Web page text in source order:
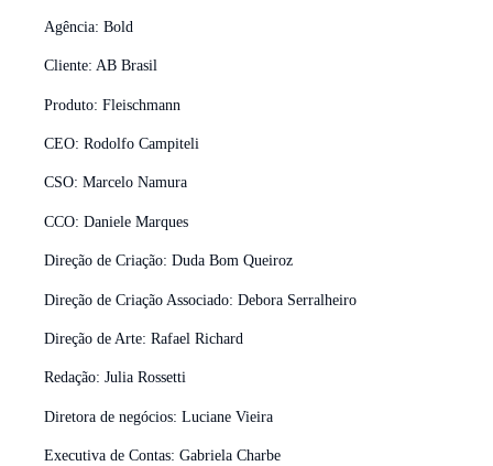
Agência: Bold
Cliente: AB Brasil
Produto: Fleischmann
CEO: Rodolfo Campiteli
CSO: Marcelo Namura
CCO: Daniele Marques
Direção de Criação: Duda Bom Queiroz
Direção de Criação Associado: Debora Serralheiro
Direção de Arte: Rafael Richard
Redação: Julia Rossetti
Diretora de negócios: Luciane Vieira
Executiva de Contas: Gabriela Charbe